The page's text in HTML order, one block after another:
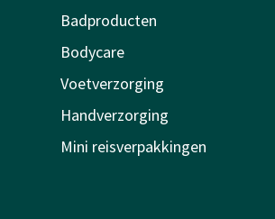
Badproducten
Bodycare
Voetverzorging
Handverzorging
Mini reisverpakkingen